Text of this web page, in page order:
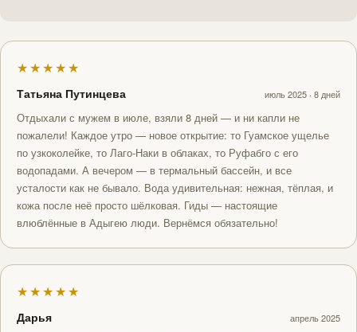
★★★★★
Татьяна Путинцева июль 2025 · 8 дней
Отдыхали с мужем в июле, взяли 8 дней — и ни капли не
пожалели! Каждое утро — новое открытие: то Гуамское ущелье
по узкоколейке, то Лаго-Наки в облаках, то Руфабго с его
водопадами. А вечером — в термальный бассейн, и все
усталости как не бывало. Вода удивительная: нежная, тёплая, и
кожа после неё просто шёлковая. Гиды — настоящие
влюблённые в Адыгею люди. Вернёмся обязательно!
★★★★★
Дарья апрель 2025